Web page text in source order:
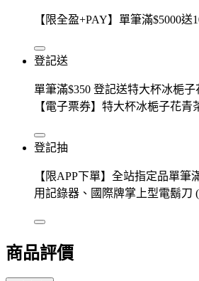
【限全盈+PAY】單筆滿$5000送
登記送
單筆滿$350 登記送特大杯冰梔
【電子票券】特大杯冰梔子花青
登記抽
【限APP下單】全站指定品單筆
用記錄器、國際牌掌上型電鬍刀
商品評價